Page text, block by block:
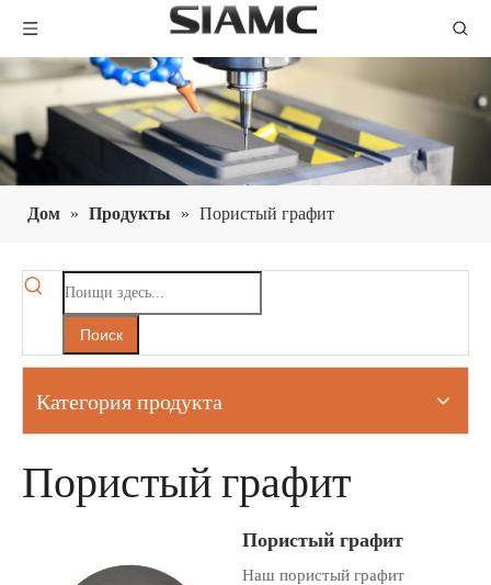
Дом » Продукты » Пористый графит
Поиск
Категория продукта
Пористый графит
Пористый графит
Наш пористый графит